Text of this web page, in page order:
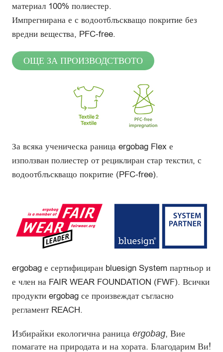
материал 100% полиестер.
Импрегнирана е с водоотблъскващо покритие без
вредни вещества, PFC-free.
ОЩЕ ЗА ПРОИЗВОДСТВОТО
За всяка ученическа раница ergobag Flex е
използван полиестер от рециклиран стар текстил, с
водоотблъскващо покритие (PFC-free).
ergobag е сертифициран bluesign System партньор и
е член на FAIR WEAR FOUNDATION (FWF). Всички
продукти ergobag се произвеждат съгласно
регламент REACH.
Избирайки екологична раница ergobag, Вие
помагате на природата и на хората. Благодарим Ви!